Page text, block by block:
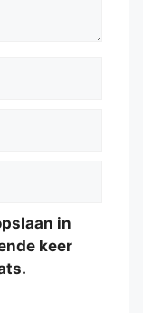
in
keer